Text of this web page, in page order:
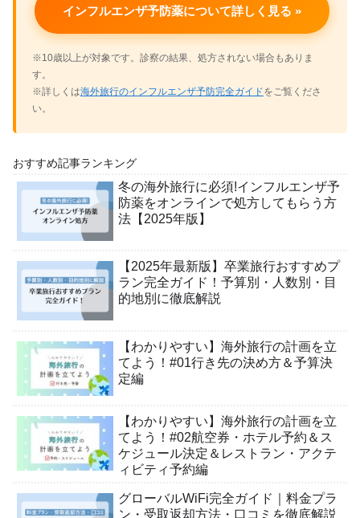
インフルエンザ予防薬について詳しく見る »
※10歳以上が対象です。診察の結果、処方されない場合もありま
す。
※詳しくは海外旅行のインフルエンザ予防完全ガイドをご覧くださ
い。
おすすめ記事ランキング
冬の海外旅行に必須!インフルエンザ予
防薬をオンラインで処方してもらう方
法【2025年版】
【2025年最新版】卒業旅行おすすめプ
ラン完全ガイド！予算別・人数別・目
的地別に徹底解説
【わかりやすい】海外旅行の計画を立
てよう！#01行き先の決め方＆予算決
定編
【わかりやすい】海外旅行の計画を立
てよう！#02航空券・ホテル予約＆ス
ケジュール決定＆レストラン・アクテ
ィビティ予約編
グローバルWiFi完全ガイド｜料金プラ
ン・受取返却方法・口コミを徹底解説